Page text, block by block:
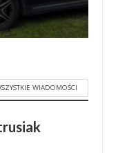
WIADOMOŚCI